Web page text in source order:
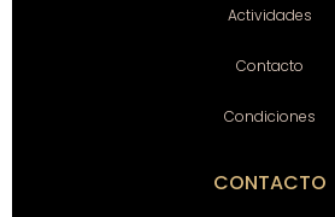
Actividades
Contacto
Condiciones
CONTACTO